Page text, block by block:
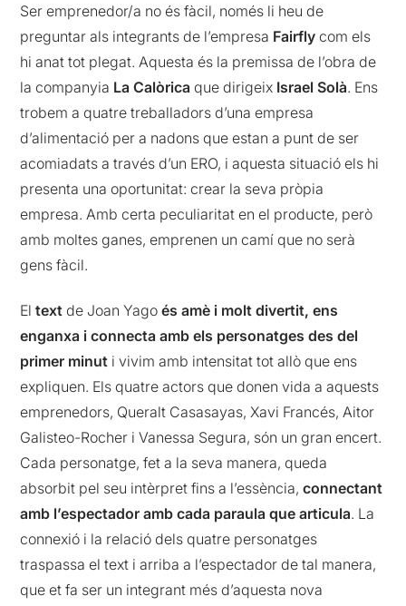
Ser emprenedor/a no és fàcil, només li heu de
preguntar als integrants de l’empresa Fairfly com els
hi anat tot plegat. Aquesta és la premissa de l’obra de
la companyia La Calòrica que dirigeix Israel Solà. Ens
trobem a quatre treballadors d’una empresa
d’alimentació per a nadons que estan a punt de ser
acomiadats a través d’un ERO, i aquesta situació els hi
presenta una oportunitat: crear la seva pròpia
empresa. Amb certa peculiaritat en el producte, però
amb moltes ganes, emprenen un camí que no serà
gens fàcil.
Eltext de Joan Yagoés amè i molt divertit, ens
enganxa i connecta amb els personatges des del
primer minut i vivim amb intensitat tot allò que ens
expliquen. Els quatre actors que donen vida a aquests
emprenedors, Queralt Casasayas, Xavi Francés, Aitor
Galisteo-Rocher i Vanessa Segura, són un gran encert.
Cada personatge, fet a la seva manera, queda
absorbit pel seu intèrpret fins a l’essència,connectant
amb l’espectador amb cada paraula que articula. La
connexió i la relació dels quatre personatges
traspassa el text i arriba a l’espectador de tal manera,
que et fa ser un integrant més d’aquesta nova